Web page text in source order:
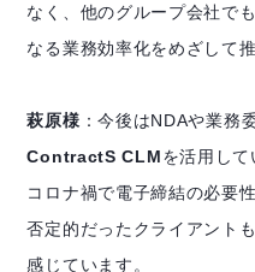
なく、他のグループ会社でも
なる業務効率化をめざして
萩原様 ：今後はNDAや業務
ContractS CLMを活用して
コロナ禍で電子締結の必要
否定的だったクライアント
感じています。